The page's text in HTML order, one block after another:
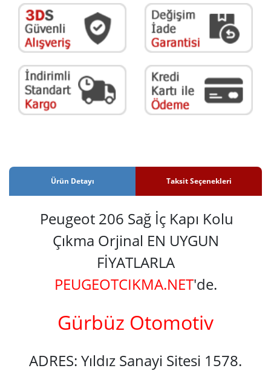
Ürün Detayı Taksit Seçenekleri
Peugeot 206 Sağ İç Kapı Kolu
Çıkma Orjinal EN UYGUN
FİYATLARLA
PEUGEOTCIKMA.NET'de.
Gürbüz Otomotiv
ADRES: Yıldız Sanayi Sitesi 1578.